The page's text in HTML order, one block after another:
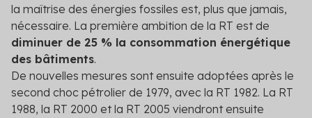
la maîtrise des énergies fossiles est, plus que jamais,
nécessaire. La première ambition de la RT est de
diminuer de 25 % la consommation énergétique
des bâtiments.
De nouvelles mesures sont ensuite adoptées après le
second choc pétrolier de 1979, avec la RT 1982. La RT
1988, la RT 2000 et la RT 2005 viendront ensuite